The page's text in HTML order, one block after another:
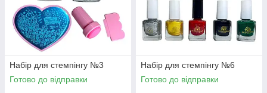
Набір для стемпінгу №3
Готово до відправки
Набір для стемпінгу №6
Готово до відправки